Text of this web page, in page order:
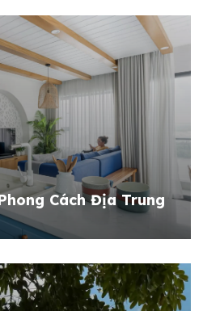
Cách Địa Trung